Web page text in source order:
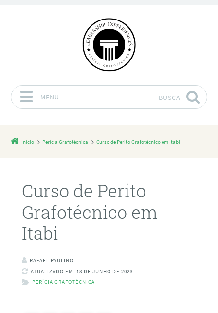
MENU BUSCA
Início Perícia Grafotécnica Curso de Perito Grafotécnico em Itabi
Curso de Perito
Grafotécnico em
Itabi
RAFAEL PAULINO
ATUALIZADO EM: 18 DE JUNHO DE 2023
PERÍCIA GRAFOTÉCNICA